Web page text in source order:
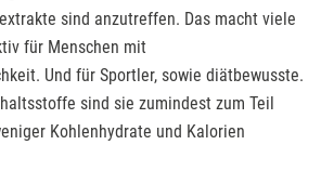
sind anzutreffen. Das macht viele
für Menschen mit
Und für Sportler, sowie diätbewusste.
sind sie zumindest zum Teil
Kohlenhydrate und Kalorien